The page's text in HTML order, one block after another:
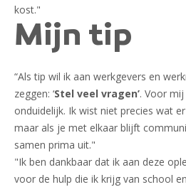
kost."
Mijn tip
“Als tip wil ik aan werkgevers en
zeggen: ‘Stel veel vragen’. Voor
onduidelijk. Ik wist niet precies wat
maar als je met elkaar blijft
samen prima uit."
"Ik ben dankbaar dat ik aan deze
voor de hulp die ik krijg van school